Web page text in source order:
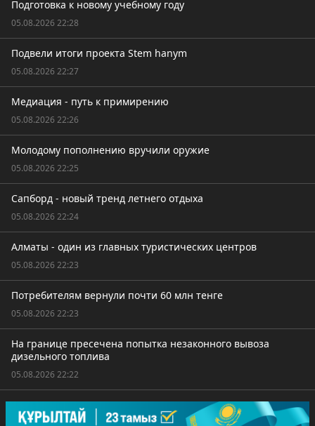
Подготовка к новому учебному году
05.08.2026 22:28
Подвели итоги проекта Stem hanym
05.08.2026 22:27
Медиация - путь к примирению
05.08.2026 22:26
Молодому пополнению вручили оружие
05.08.2026 22:25
Сапборд - новый тренд летнего отдыха
05.08.2026 22:24
Алматы - один из главных туристических центров
05.08.2026 22:23
Потребителям вернули почти 60 млн тенге
05.08.2026 22:23
На границе пресечена попытка незаконного вывоза
дизельного топлива
05.08.2026 22:22